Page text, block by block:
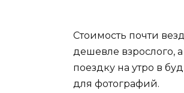
Стоимость почти
дешевле взрослого,
поездку на утро в
для фотографий.